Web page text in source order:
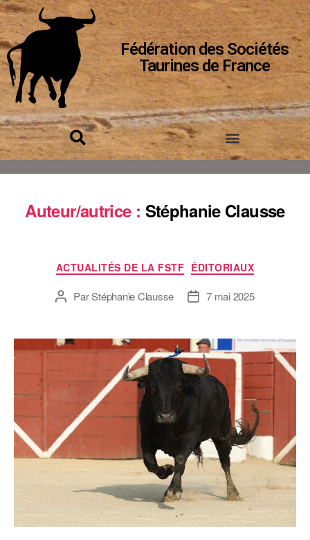
Fédération des Sociétés
Taurines de France
Auteur/autrice : Stéphanie Clausse
ACTUALITÉS DE LA FSTF ÉDITORIAUX
ParStéphanie Clausse 7 mai 2025